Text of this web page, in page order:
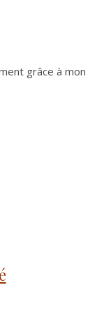
grâce à mon